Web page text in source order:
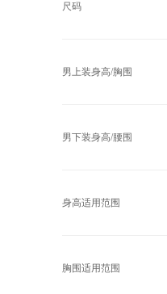
尺码
男上装身高/胸围
男下装身高/腰围
身高适用范围
胸围适用范围